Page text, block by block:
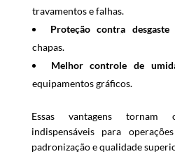
travamentos e falhas.
Proteção contra desgaste
chapas.
Melhor controle de
equipamentos gráficos.
Essas vantagens tornam
indispensáveis para
padronização e qualidade